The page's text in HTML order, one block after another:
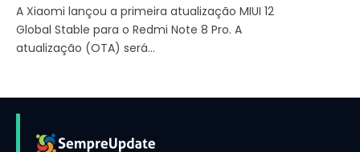
A Xiaomi lançou a primeira atualização MIUI 12
Global Stable para o Redmi Note 8 Pro. A
atualização (OTA) será…